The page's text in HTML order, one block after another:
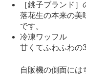
［銚子ブランド
落花生の本来の美
です。
冷凍ワッフル
甘くてふわふわの
自販機の側面には